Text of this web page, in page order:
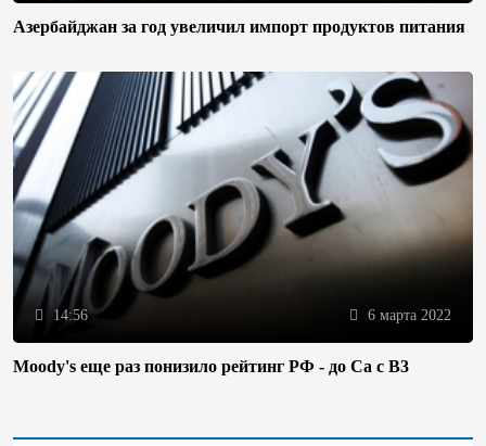
Азербайджан за год увеличил импорт продуктов питания
14:56 6 марта 2022
Moody's еще раз понизило рейтинг РФ - до Ca с B3